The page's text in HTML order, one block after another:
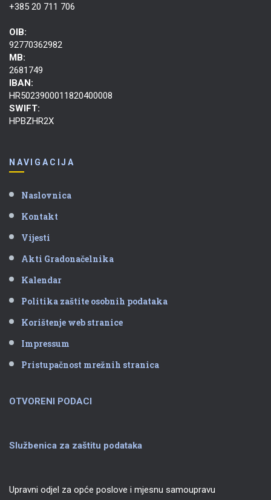
+385 20 711 706
OIB:
92770362982
MB:
2681749
IBAN:
HR5023900011820400008
SWIFT:
HPBZHR2X
NAVIGACIJA
Naslovnica
Kontakt
Vijesti
Akti Gradonačelnika
Kalendar
Politika zaštite osobnih podataka
Korištenje web stranice
Impressum
Pristupačnost mrežnih stranica
OTVORENI PODACI
Službenica za zaštitu podataka
Upravni odjel za opće poslove i mjesnu samoupravu